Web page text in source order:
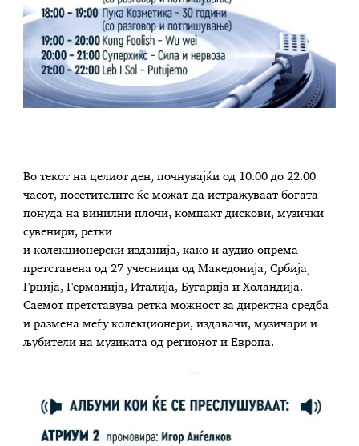
Во текот на целиот ден, почнувајќи од 10.00 до 22.00
часот, посетителите ќе можат да истражуваат богата
понуда на винилни плочи, компакт дискови, музички
сувенири, ретки
и колекционерски изданија, како и аудио опрема
претставена од 27 учесници од Македонија, Србија,
Грција, Германија, Италија, Бугарија и Холандија.
Саемот претставува ретка можност за директна средба
и размена меѓу колекционери, издавачи, музичари и
љубители на музиката од регионот и Европа.